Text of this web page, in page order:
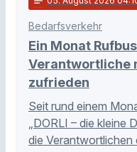
Bedarfsverkehr
Ein Monat
Verantwortliche
zufrieden
Seit rund einem
„DORLI – die kleine
die Verantwortlichen